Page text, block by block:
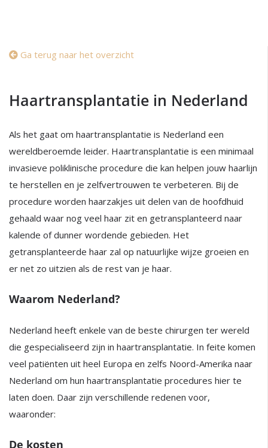
Ga terug naar het overzicht
Haartransplantatie in Nederland
Als het gaat om haartransplantatie is Nederland een
wereldberoemde leider. Haartransplantatie is een minimaal
invasieve poliklinische procedure die kan helpen jouw haarlijn
te herstellen en je zelfvertrouwen te verbeteren. Bij de
procedure worden haarzakjes uit delen van de hoofdhuid
gehaald waar nog veel haar zit en getransplanteerd naar
kalende of dunner wordende gebieden. Het
getransplanteerde haar zal op natuurlijke wijze groeien en
er net zo uitzien als de rest van je haar.
Waarom Nederland?
Nederland heeft enkele van de beste chirurgen ter wereld
die gespecialiseerd zijn in haartransplantatie. In feite komen
veel patiënten uit heel Europa en zelfs Noord-Amerika naar
Nederland om hun haartransplantatie procedures hier te
laten doen. Daar zijn verschillende redenen voor,
waaronder:
De kosten